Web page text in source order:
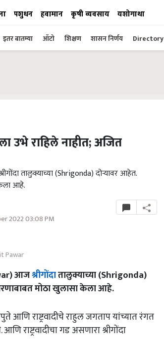
पशुधन हवामान कृषी व्यवसाय यशोगाथा
इतर बातम्या ऑटो शिक्षण शासन निर्णय Directory
उभे राहिले नाहीत; अजित
तालुक्याच्या (Shrigonda) दोऱ्यावर आहेत.
आहे.
2022 03:08 PM
Pawar
आजश्रीगोंदातालुक्याच्या (Shrigonda)
मोठा खुलासा केला आहे.
आणि राष्ट्रवादीचे राहुल जगताप यांच्यात रंगत
राष्ट्रवादीचा गड असणारा श्रीगोंदा